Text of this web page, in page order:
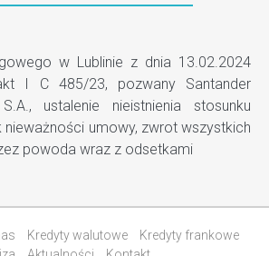
w Lublinie z dnia 13.02.2024
I C 485/23, pozwany Santander
ustalenie nieistnienia stosunku
nieważności umowy, zwrot wszystkich
powoda wraz z odsetkami
Kredyty walutowe
Kredyty frankowe